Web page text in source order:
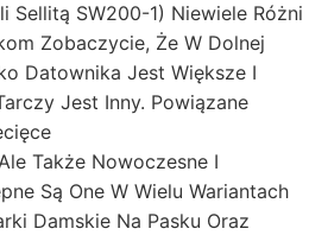
Sellitą SW200-1) Niewiele Różni
Zobaczycie, Że W Dolnej
Datownika Jest Większe I
Jest Inny. Powiązane
Także Nowoczesne I
Są One W Wielu Wariantach
Damskie Na Pasku Oraz